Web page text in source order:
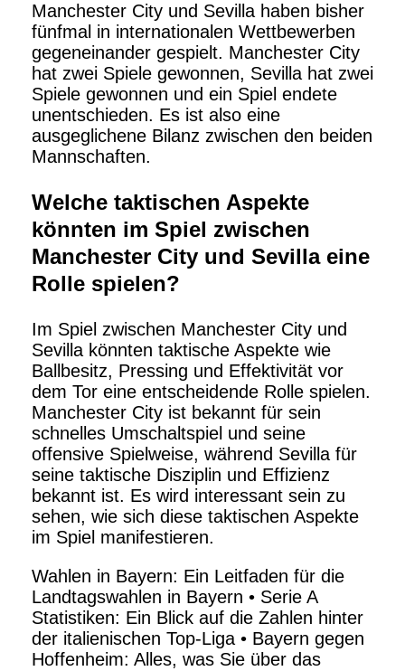
Manchester City und Sevilla haben bisher
fünfmal in internationalen Wettbewerben
gegeneinander gespielt. Manchester City
hat zwei Spiele gewonnen, Sevilla hat zwei
Spiele gewonnen und ein Spiel endete
unentschieden. Es ist also eine
ausgeglichene Bilanz zwischen den beiden
Mannschaften.
Welche taktischen Aspekte
könnten im Spiel zwischen
Manchester City und Sevilla eine
Rolle spielen?
Im Spiel zwischen Manchester City und
Sevilla könnten taktische Aspekte wie
Ballbesitz, Pressing und Effektivität vor
dem Tor eine entscheidende Rolle spielen.
Manchester City ist bekannt für sein
schnelles Umschaltspiel und seine
offensive Spielweise, während Sevilla für
seine taktische Disziplin und Effizienz
bekannt ist. Es wird interessant sein zu
sehen, wie sich diese taktischen Aspekte
im Spiel manifestieren.
Wahlen in Bayern: Ein Leitfaden für die
Landtagswahlen in Bayern • Serie A
Statistiken: Ein Blick auf die Zahlen hinter
der italienischen Top-Liga • Bayern gegen
Hoffenheim: Alles, was Sie über das